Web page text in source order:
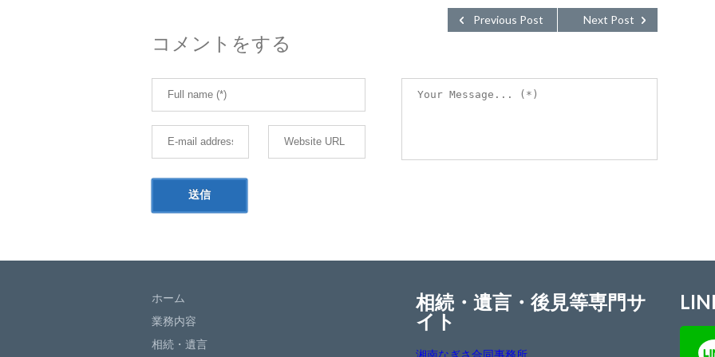
Next Post
Previous Post
コメントをする
ホーム
業務内容
相続・遺言
相続・遺言・後見等専門サ
イト
湘南なぎさ合同事務所